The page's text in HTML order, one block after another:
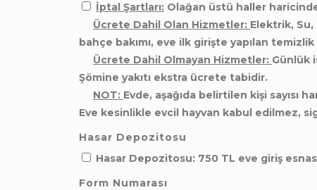
İptal Şartları: Olağan üstü haller
Ücrete Dahil Olan Hizmetler: Elektrik, Su,
bahçe bakımı, eve ilk girişte yapılan temizlik
Ücrete Dahil Olmayan Hizmetler: Günlük
Şömine yakıtı ekstra ücrete tabidir.
NOT: Evde, aşağıda belirtilen kişi sayısı
Eve kesinlikle evcil hayvan kabul edilmez,
Hasar Depozitosu
Hasar Depozitosu: 750 TL eve giriş
Form Numarası